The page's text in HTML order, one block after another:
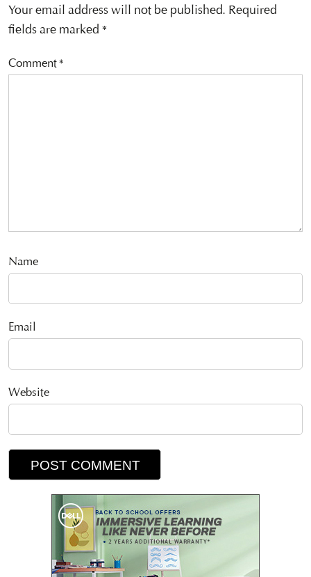
Your email address will not be published. Required
fields are marked *
Comment*
Name
Email
Website